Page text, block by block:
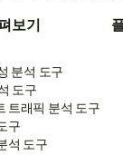
보기
분석 도구
도구
트래픽 분석 도구
구
석 도구